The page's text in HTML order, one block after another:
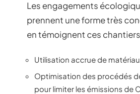
Les engagements
prennent une forme très
en témoignent ces
Utilisation accrue de
Optimisation des procédés
pour limiter les émissions de